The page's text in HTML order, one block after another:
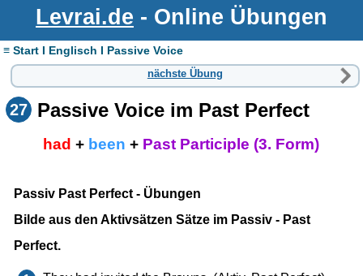
Levrai.de - Online Übungen
≡ Start I Englisch I Passive Voice
nächste Übung
27 Passive Voice im Past Perfect
had + been+ Past Participle (3. Form)